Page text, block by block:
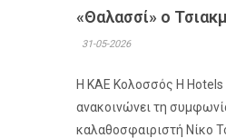
«Θαλασσί» ο
31-05-2026
Η ΚΑΕ Κολοσσός H Hotels
ανακοινώνει τη
καλαθοσφαιριστή Νίκο